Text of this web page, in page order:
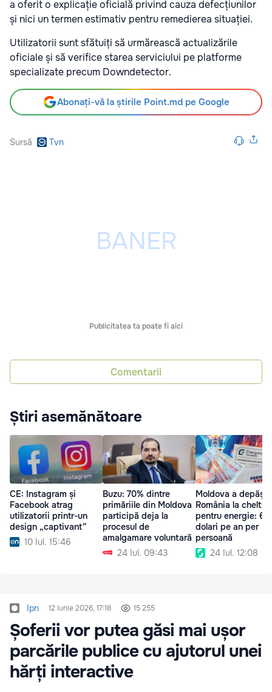
a oferit o explicație oficială privind cauza defecțiunilor
și nici un termen estimativ pentru remedierea situației.
Utilizatorii sunt sfătuiți să urmărească actualizările
oficiale și să verifice starea serviciului pe platforme
specializate precum Downdetector.
Abonați-vă la știrile Point.md pe Google
Sursă Tvn
Publicitatea ta poate fi aici
Comentarii
Știri asemănătoare
CE: Instagram și
Facebook atrag
utilizatorii printr-un
design „captivant”
10 Iul. 15:46
Buzu: 70% dintre
primăriile din Moldova
participă deja la
procesul de
amalgamare voluntară
24 Iul. 09:43
Moldova a depășit
România la
pentru energie:
dolari pe an per
persoană
24 Iul. 12:08
Ipn 12 iunie 2026, 17:18 15 255
Șoferii vor putea găsi mai ușor
parcările publice cu ajutorul unei
hărți interactive